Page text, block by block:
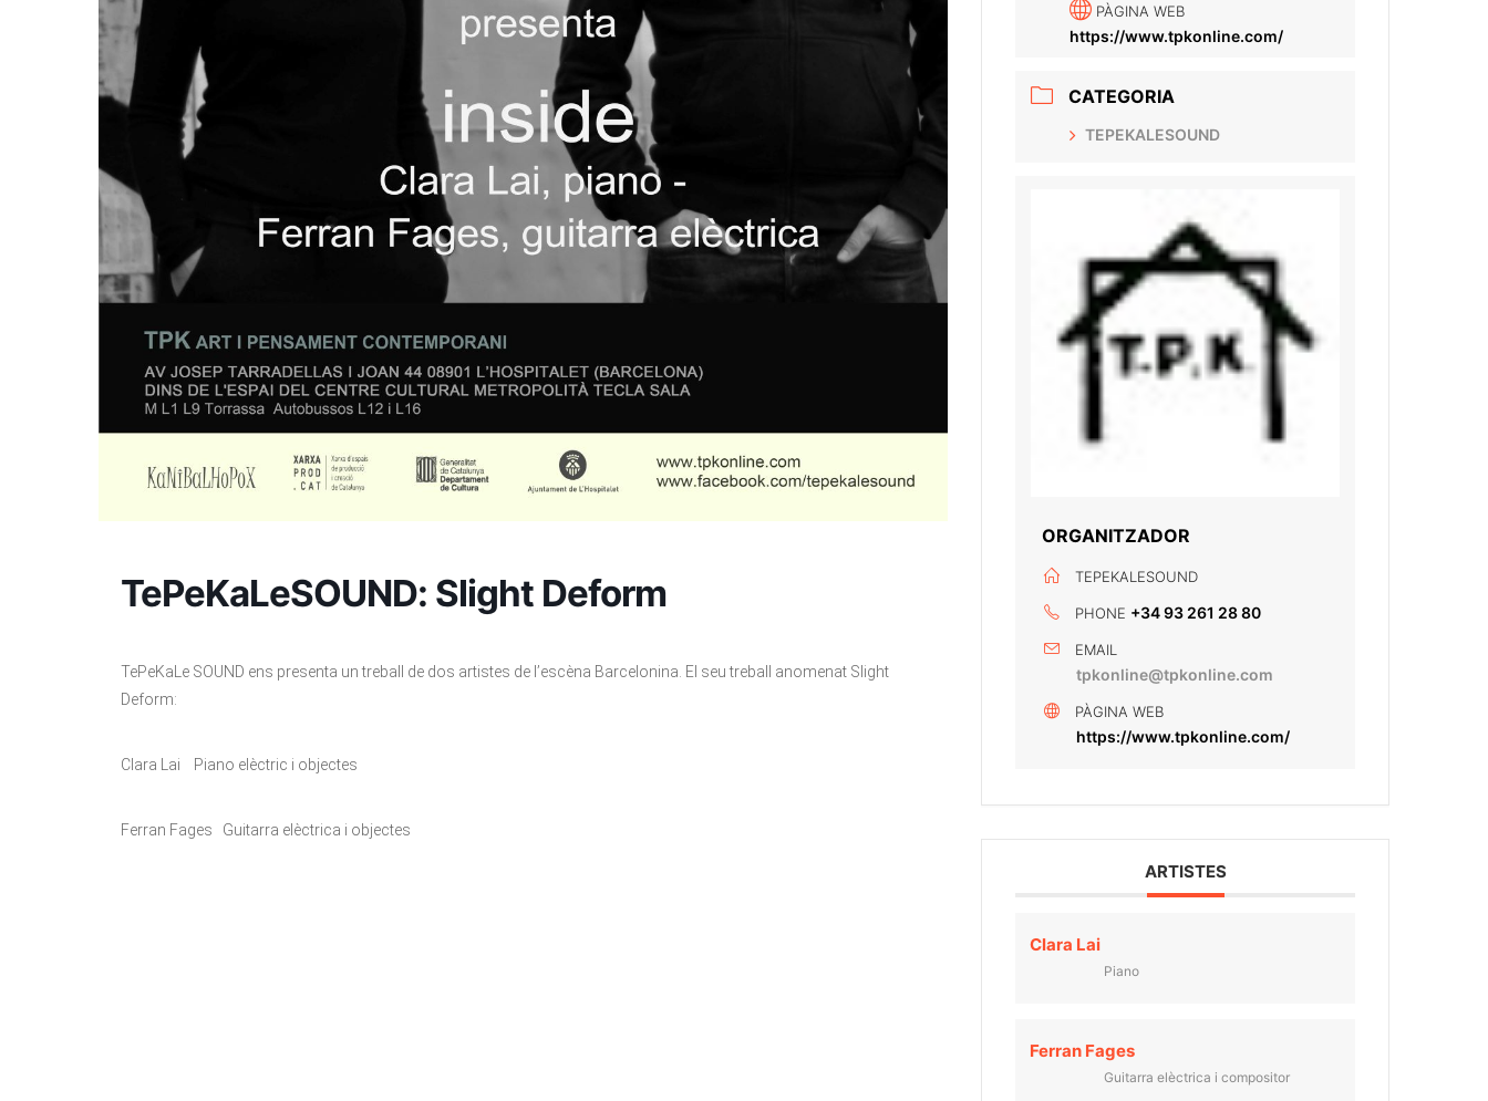
TePeKaLeSOUND: Slight Deform
TePeKaLe SOUND ens presenta un treball de dos artistes de l’escèna Barcelonina. El seu treball anomenat Slight
Deform:
Clara Lai Piano elèctric i objectes
Ferran Fages Guitarra elèctrica i objectes
PÀGINA WEB
https://www.tpkonline.com/
CATEGORIA
TEPEKALESOUND
ORGANITZADOR
TEPEKALESOUND
PHONE +34 93 261 28 80
EMAIL
tpkonline@tpkonline.com
PÀGINA WEB
https://www.tpkonline.com/
ARTISTES
Clara Lai
Piano
Ferran Fages
Guitarra elèctrica i compositor